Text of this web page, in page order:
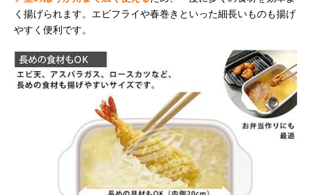
く揚げられます。エビフライや春巻きといった細長いものも揚げ
やすく便利です。